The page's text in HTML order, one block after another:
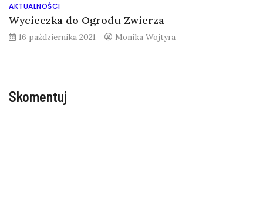
AKTUALNOŚCI
Wycieczka do Ogrodu Zwierza
16 października 2021 Monika Wojtyra
Skomentuj